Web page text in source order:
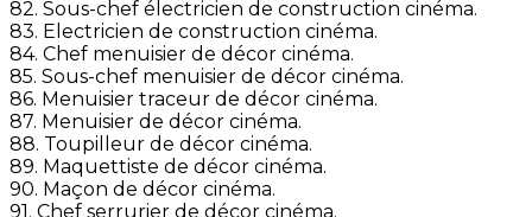
82. Sous-chef électricien de construction cinéma.
83. Electricien de construction cinéma.
84. Chef menuisier de décor cinéma.
85. Sous-chef menuisier de décor cinéma.
86. Menuisier traceur de décor cinéma.
87. Menuisier de décor cinéma.
88. Toupilleur de décor cinéma.
89. Maquettiste de décor cinéma.
90. Maçon de décor cinéma.
91. Chef serrurier de décor cinéma.